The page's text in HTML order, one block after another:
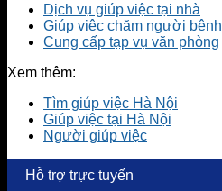
Dịch vụ giúp việc tại nhà
Giúp việc chăm người bệnh
Cung cấp tạp vụ văn phòng
Xem thêm:
Tìm giúp việc Hà Nội
Giúp việc tại Hà Nội
Người giúp việc
Hỗ trợ trực tuyến